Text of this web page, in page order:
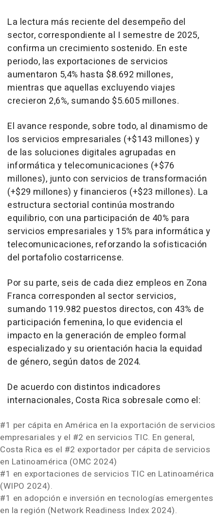
La lectura más reciente del desempeño del
sector, correspondiente al I semestre de 2025,
confirma un crecimiento sostenido. En este
periodo, las exportaciones de servicios
aumentaron 5,4% hasta $8.692 millones,
mientras que aquellas excluyendo viajes
crecieron 2,6%, sumando $5.605 millones.
El avance responde, sobre todo, al dinamismo de
los servicios empresariales (+$143 millones) y
de las soluciones digitales agrupadas en
informática y telecomunicaciones (+$76
millones), junto con servicios de transformación
(+$29 millones) y financieros (+$23 millones). La
estructura sectorial continúa mostrando
equilibrio, con una participación de 40% para
servicios empresariales y 15% para informática y
telecomunicaciones, reforzando la sofisticación
del portafolio costarricense.
Por su parte, seis de cada diez empleos en Zona
Franca corresponden al sector servicios,
sumando 119.982 puestos directos, con 43% de
participación femenina, lo que evidencia el
impacto en la generación de empleo formal
especializado y su orientación hacia la equidad
de género, según datos de 2024.
De acuerdo con distintos indicadores
internacionales, Costa Rica sobresale como el:
#1 per cápita en América en la exportación de servicios
empresariales y el #2 en servicios TIC. En general,
Costa Rica es el #2 exportador per cápita de servicios
en Latinoamérica (OMC 2024)
#1 en exportaciones de servicios TIC en Latinoamérica
(WIPO 2024).
#1 en adopción e inversión en tecnologías emergentes
en la región (Network Readiness Index 2024).